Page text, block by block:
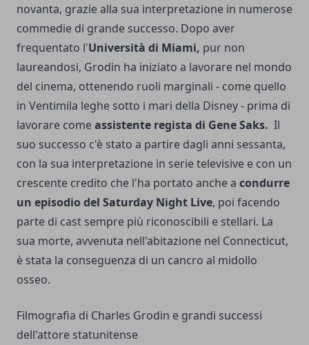
novanta, grazie alla sua interpretazione in numerose
commedie di grande successo. Dopo aver
frequentato l'Università di Miami, pur non
laureandosi, Grodin ha iniziato a lavorare nel mondo
del cinema, ottenendo ruoli marginali - come quello
in Ventimila leghe sotto i mari della Disney - prima di
lavorare comeassistente regista di Gene Saks. Il
suo successo c'è stato a partire dagli anni sessanta,
con la sua interpretazione in serie televisive e con un
crescente credito che l'ha portato anche a condurre
un episodio del Saturday Night Live, poi facendo
parte di cast sempre più riconoscibili e stellari. La
sua morte, avvenuta nell'abitazione nel Connecticut,
è stata la conseguenza di un cancro al midollo
osseo.
Filmografia di Charles Grodin e grandi successi
dell'attore statunitense